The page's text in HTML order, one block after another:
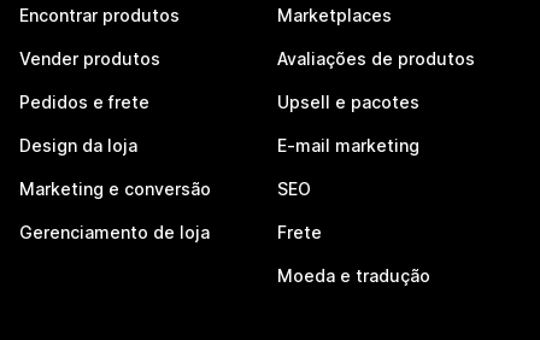
Encontrar produtos
Vender produtos
Pedidos e frete
Design da loja
Marketing e conversão
Gerenciamento de loja
Marketplaces
Avaliações de produtos
Upsell e pacotes
E-mail marketing
SEO
Frete
Moeda e tradução